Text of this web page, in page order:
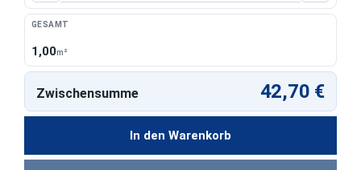
GESAMT
1,00m²
In den Warenkorb
Zwischensumme 42,70 €